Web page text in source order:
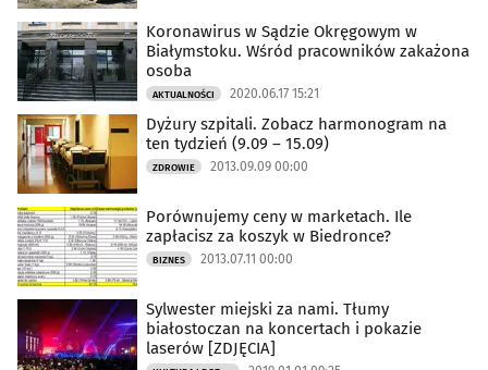
Koronawirus w Sądzie Okręgowym w
Białymstoku. Wśród pracowników zakażona
osoba
AKTUALNOŚCI 2020.06.17 15:21
Dyżury szpitali. Zobacz harmonogram na
ten tydzień (9.09 – 15.09)
ZDROWIE 2013.09.09 00:00
Porównujemy ceny w marketach. Ile
zapłacisz za koszyk w Biedronce?
BIZNES 2013.07.11 00:00
Sylwester miejski za nami. Tłumy
białostoczan na koncertach i pokazie
laserów [ZDJĘCIA]